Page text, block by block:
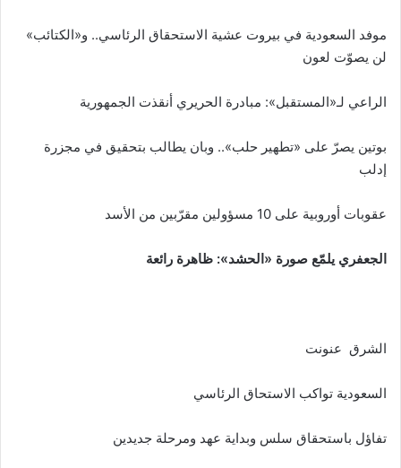
موفد السعودية في بيروت عشية الاستحقاق الرئاسي.. و«الكتائب»
لن يصوّت لعون
الراعي لـ«المستقبل»: مبادرة الحريري أنقذت الجمهورية
بوتين يصرّ على «تطهير حلب».. وبان يطالب بتحقيق في مجزرة
إدلب
عقوبات أوروبية على 10 مسؤولين مقرّبين من الأسد
الجعفري يلمّع صورة «الحشد»: ظاهرة رائعة
الشرق عنونت
السعودية تواكب الاستحاق الرئاسي
تفاؤل باستحقاق سلس وبداية عهد ومرحلة جديدين